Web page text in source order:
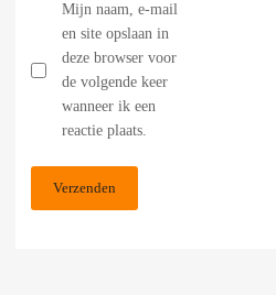
Mijn naam, e-mail
en site opslaan in
deze browser voor
de volgende keer
wanneer ik een
reactie plaats.